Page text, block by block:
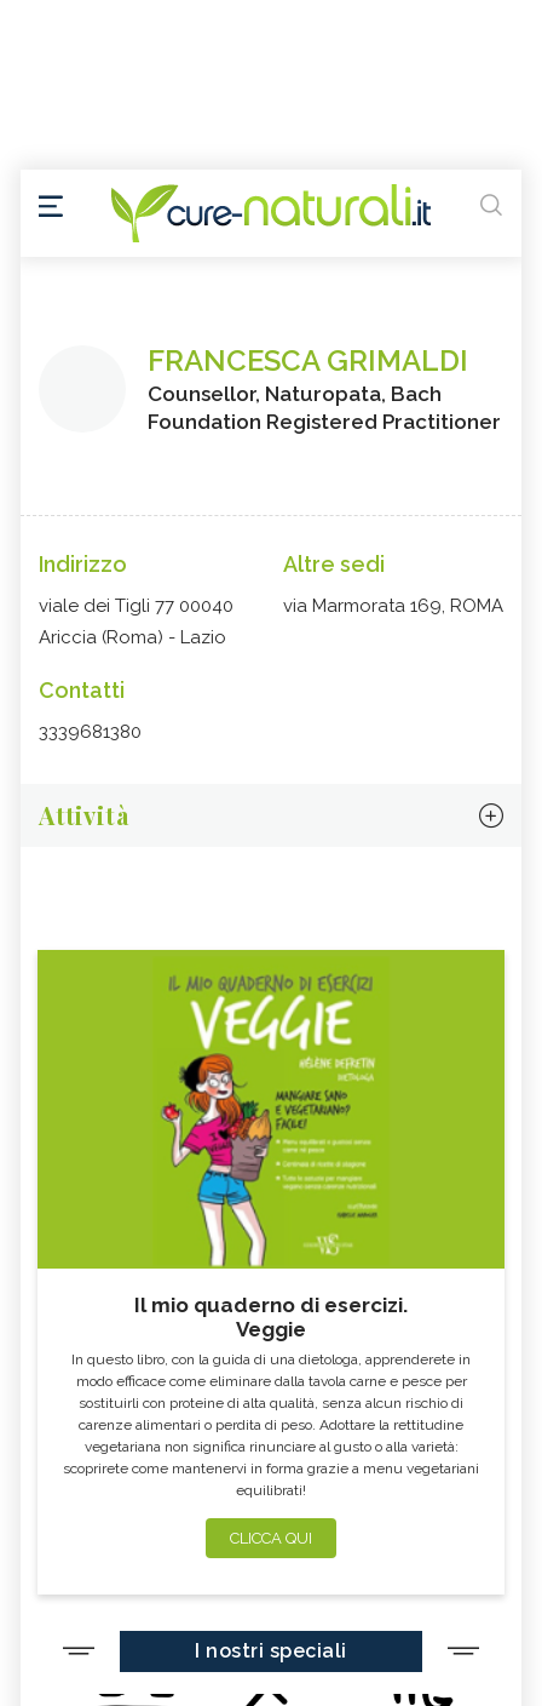
FRANCESCA GRIMALDI
Counsellor, Naturopata, Bach
Foundation Registered Practitioner
Indirizzo
viale dei Tigli 77 00040
Ariccia (Roma) - Lazio
Altre sedi
via Marmorata 169, ROMA
Contatti
3339681380
Attività
Il mio quaderno di esercizi.
Veggie
In questo libro, con la guida di una dietologa, apprenderete in
modo efficace come eliminare dalla tavola carne e pesce per
sostituirli con proteine di alta qualità, senza alcun rischio di
carenze alimentari o perdita di peso. Adottare la rettitudine
vegetariana non significa rinunciare al gusto o alla varietà:
scoprirete come mantenervi in forma grazie a menu vegetariani
equilibrati!
CLICCA QUI
I nostri speciali